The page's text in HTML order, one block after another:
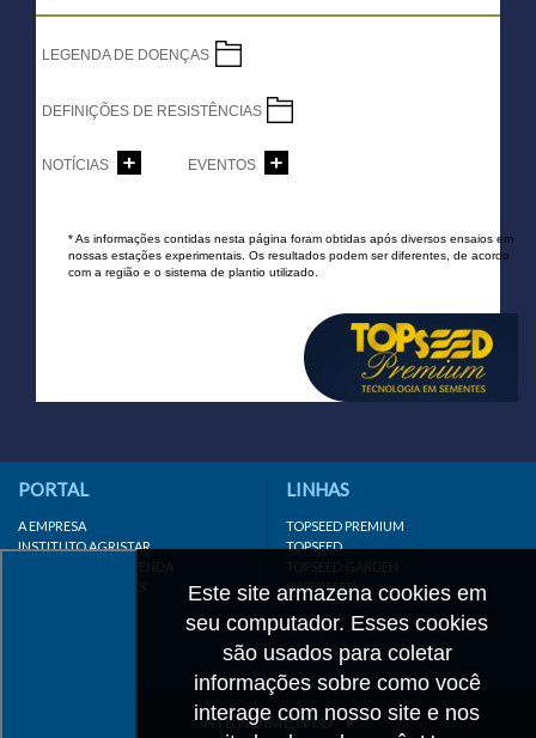
LEGENDA DE DOENÇAS
DEFINIÇÕES DE RESISTÊNCIAS
NOTÍCIAS EVENTOS
* As informações contidas nesta página foram obtidas após diversos ensaios em
nossas estações experimentais. Os resultados podem ser diferentes, de acordo
com a região e o sistema de plantio utilizado.
Este site armazena cookies em
seu computador. Esses cookies
são usados para coletar
informações sobre como você
interage com nosso site e nos
PORTAL
A EMPRESA
INSTITUTO AGRISTAR
DISTRIBUIDOR/REVENDA
LINKS IMPORTANTES
LINHAS
TOPSEED PREMIUM
TOPSEED
TOPSEED GARDEN
SUPERSEED
ATENDIMENTO